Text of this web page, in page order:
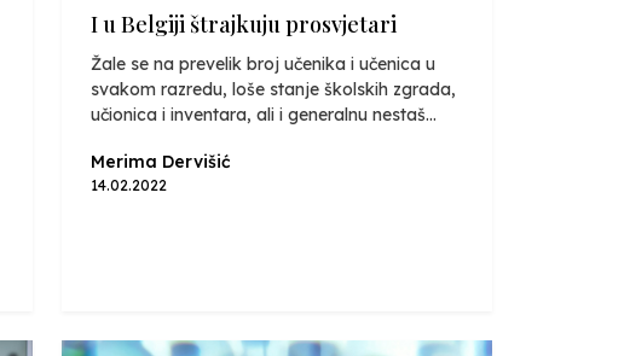
I u Belgiji štrajkuju prosvjetari
Žale se na prevelik broj učenika i učenica u
svakom razredu, loše stanje školskih zgrada,
učionica i inventara, ali i generalnu nestaš...
Merima Dervišić
14.02.2022